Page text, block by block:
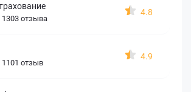
1303 отзыва
4.8
1101 отзыв
4.9